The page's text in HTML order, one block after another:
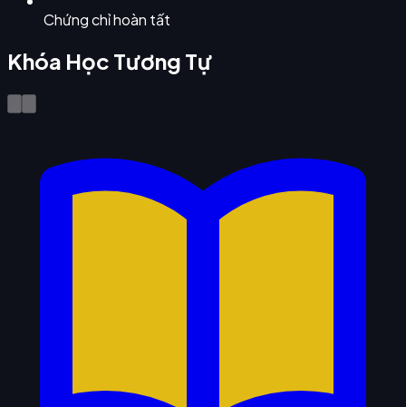
Chứng chỉ hoàn tất
Khóa Học Tương Tự